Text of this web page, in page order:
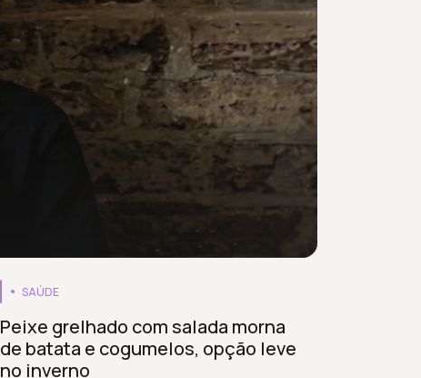
SAÚDE
Peixe grelhado com salada morna
de batata e cogumelos, opção leve
no inverno